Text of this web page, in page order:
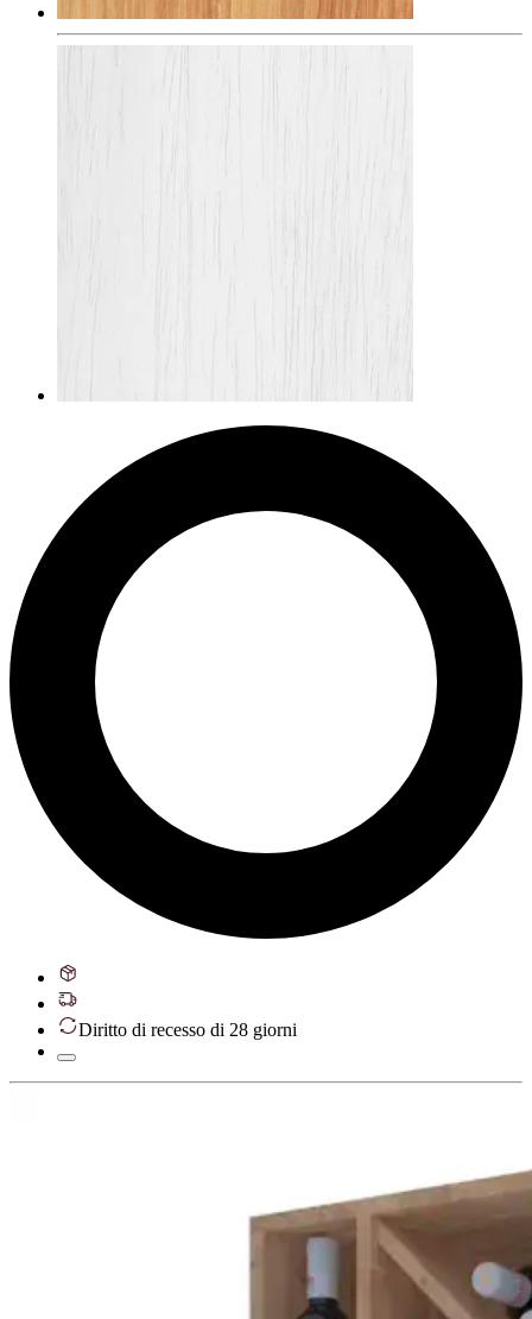
Diritto di recesso di 28 giorni